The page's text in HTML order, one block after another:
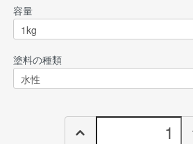
容量
塗料の種類